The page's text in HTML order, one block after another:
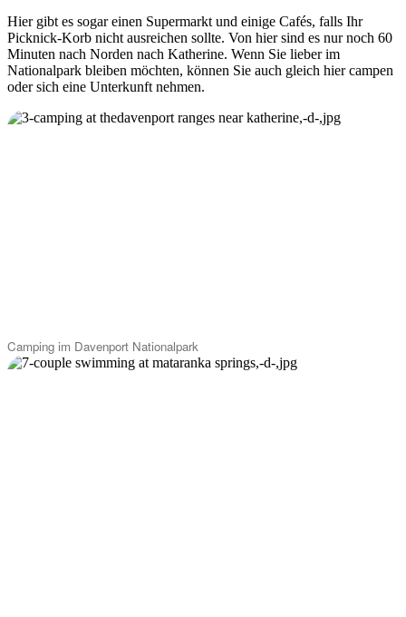
Hier gibt es sogar einen Supermarkt und einige Cafés, falls Ihr
Picknick-Korb nicht ausreichen sollte. Von hier sind es nur noch 60
Minuten nach Norden nach Katherine. Wenn Sie lieber im
Nationalpark bleiben möchten, können Sie auch gleich hier campen
oder sich eine Unterkunft nehmen.
Camping im Davenport Nationalpark